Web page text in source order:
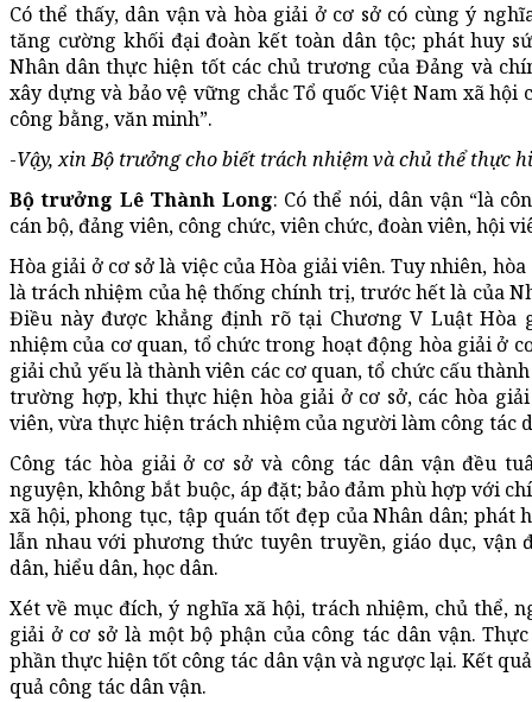
Có thể thấy, dân vận và hòa giải ở cơ sở có cùng ý
tăng cường khối đại đoàn kết toàn dân tộc; phát huy
Nhân dân thực hiện tốt các chủ trương của Đảng và
xây dựng và bảo vệ vững chắc Tổ quốc Việt Nam xã hội
công bằng, văn minh”.
-Vậy, xin Bộ trưởng cho biết trách nhiệm và chủ thể thực
Bộ trưởng Lê Thành Long: Có thể nói, dân vận “là
cán bộ, đảng viên, công chức, viên chức, đoàn viên, hội
Hòa giải ở cơ sở là việc của Hòa giải viên. Tuy nhiên,
là trách nhiệm của hệ thống chính trị, trước hết là của
Điều này được khẳng định rõ tại Chương V Luật Hòa
nhiệm của cơ quan, tổ chức trong hoạt động hòa giải ở
giải chủ yếu là thành viên các cơ quan, tổ chức cấu
trường hợp, khi thực hiện hòa giải ở cơ sở, các hòa
viên, vừa thực hiện trách nhiệm của người làm công tác
Công tác hòa giải ở cơ sở và công tác dân vận đều
nguyện, không bắt buộc, áp đặt; bảo đảm phù hợp với
xã hội, phong tục, tập quán tốt đẹp của Nhân dân;
lẫn nhau với phương thức tuyên truyền, giáo dục, vận
dân, hiểu dân, học dân.
Xét về mục đích, ý nghĩa xã hội, trách nhiệm, chủ thể,
giải ở cơ sở là một bộ phận của công tác dân vận.
phần thực hiện tốt công tác dân vận và ngược lại. Kết
quả công tác dân vận.